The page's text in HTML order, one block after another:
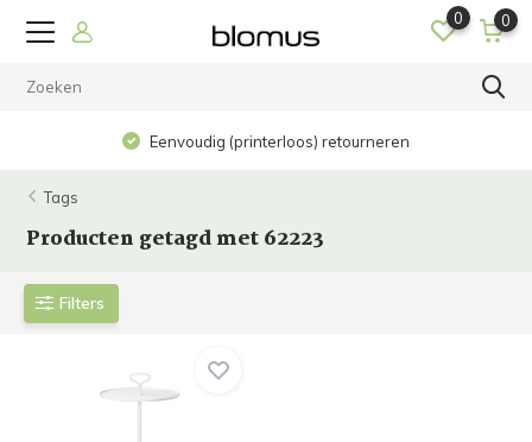
0 0
Eenvoudig (printerloos) retourneren
Tags
Producten getagd met 62223
Filters